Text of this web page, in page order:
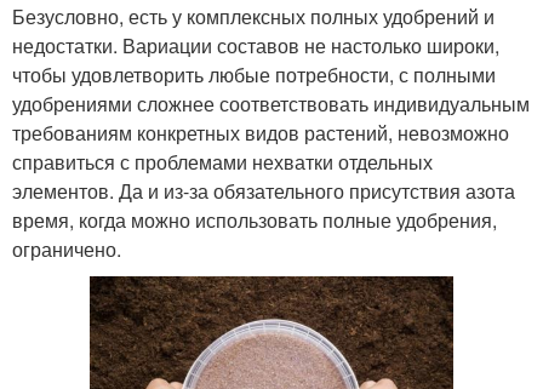
Безусловно, есть у комплексных полных удобрений и
недостатки. Вариации составов не настолько широки,
чтобы удовлетворить любые потребности, с полными
удобрениями сложнее соответствовать индивидуальным
требованиям конкретных видов растений, невозможно
справиться с проблемами нехватки отдельных
элементов. Да и из-за обязательного присутствия азота
время, когда можно использовать полные удобрения,
ограничено.